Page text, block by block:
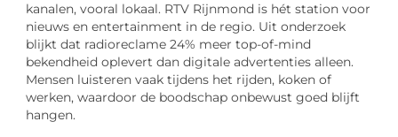
kanalen, vooral lokaal. RTV Rijnmond is hét station voor
nieuws en entertainment in de regio. Uit onderzoek
blijkt dat radioreclame 24% meer top-of-mind
bekendheid oplevert dan digitale advertenties alleen.
Mensen luisteren vaak tijdens het rijden, koken of
werken, waardoor de boodschap onbewust goed blijft
hangen.